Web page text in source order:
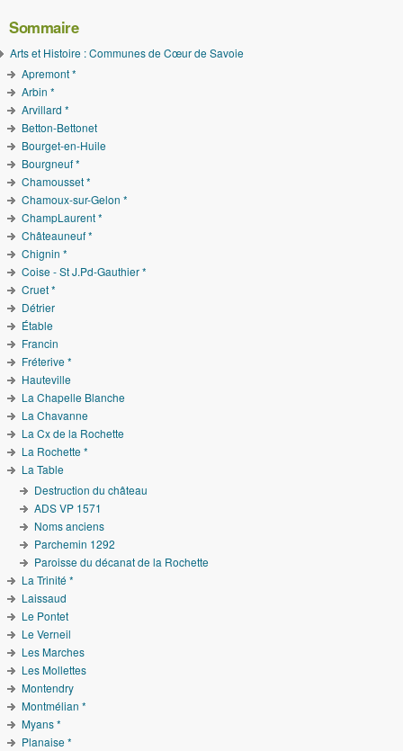
Sommaire
Arts et Histoire : Communes de Cœur de Savoie
Apremont *
Arbin *
Arvillard *
Betton-Bettonet
Bourget-en-Huile
Bourgneuf *
Chamousset *
Chamoux-sur-Gelon *
ChampLaurent *
Châteauneuf *
Chignin *
Coise - St J.Pd-Gauthier *
Cruet *
Détrier
Étable
Francin
Fréterive *
Hauteville
La Chapelle Blanche
La Chavanne
La Cx de la Rochette
La Rochette *
La Table
Destruction du château
ADS VP 1571
Noms anciens
Parchemin 1292
Paroisse du décanat de la Rochette
La Trinité *
Laissaud
Le Pontet
Le Verneil
Les Marches
Les Mollettes
Montendry
Montmélian *
Myans *
Planaise *